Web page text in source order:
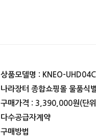
상품모델명 : KNEO-
나라장터 종합쇼핑몰 물품식
구매가격 : 3,390,000원(단
다수공급자계약
구매방법